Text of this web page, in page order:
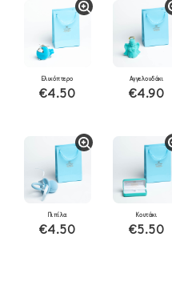
Ελικόπτερο
€4.50
Αγγελουδάκι
€4.90
Πιπίλα
€4.50
Κουτάκι
€5.50